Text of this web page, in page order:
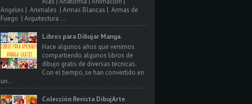
Angeles | Animales | Armas Blancas | Armas de
Fuego | Arquitectura ...
Libros para Dibujar Manga.
Hace algunos años que venimos
compartiendo algunos libros de
dibujo gratis de diversas técnicas.
Con el tiempo, se han convertido en
un...
Colección Revista DibujArte.